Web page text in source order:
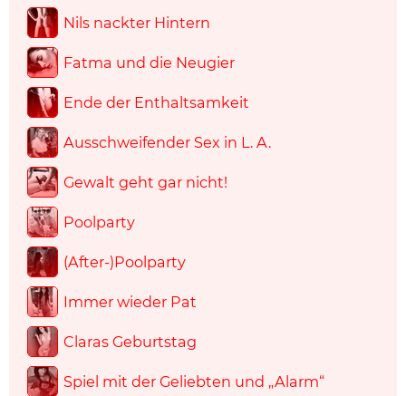
Nils nackter Hintern
Fatma und die Neugier
Ende der Enthaltsamkeit
Ausschweifender Sex in L. A.
Gewalt geht gar nicht!
Poolparty
(After-)Poolparty
Immer wieder Pat
Claras Geburtstag
Spiel mit der Geliebten und „Alarm“